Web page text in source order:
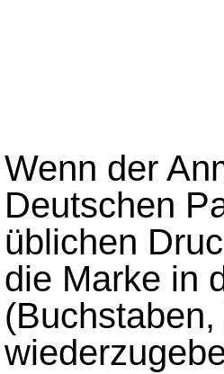
Wenn der
Deutschen
üblichen
die Marke in